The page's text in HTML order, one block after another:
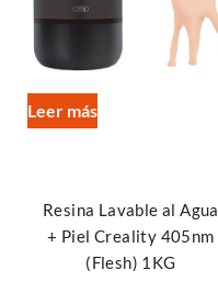
Leer más
Resina Lavable al Agua
+ Piel Creality 405nm
(Flesh) 1KG